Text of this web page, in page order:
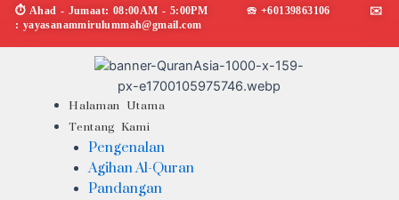
Skip
content
⏱︎ Ahad - Jumaat: 08:00AM - 5:00PM ☏ +60139863106 ✉︎
: yayasanammirulummah@gmail.com
Halaman Utama
Tentang Kami
Pengenalan
Agihan Al-Quran
Pandangan
Menu